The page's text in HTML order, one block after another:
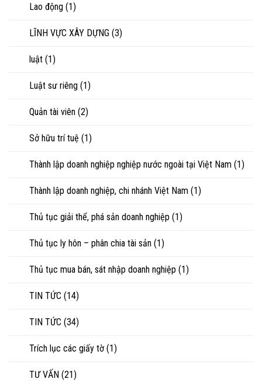
Lao động (1)
LĨNH VỰC XÂY DỰNG (3)
luật (1)
Luật sư riêng (1)
Quản tài viên (2)
Sở hữu trí tuệ (1)
Thành lập doanh nghiệp nghiệp nước ngoài tại Việt Nam (1)
Thành lập doanh nghiệp, chi nhánh Việt Nam (1)
Thủ tục giải thể, phá sản doanh nghiệp (1)
Thủ tục ly hôn – phân chia tài sản (1)
Thủ tục mua bán, sát nhập doanh nghiệp (1)
TIN TỨC (14)
TIN TỨC (34)
Trích lục các giấy tờ (1)
TƯ VẤN (21)